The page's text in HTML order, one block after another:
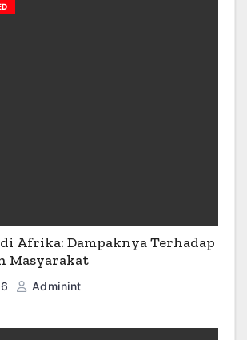
Afrika: Dampaknya Terhadap
Masyarakat
Adminint